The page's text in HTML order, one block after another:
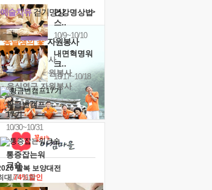
건강명상법
스..
10/9~10/10
내면혁명워
크..
10/17~10/18
황금변캠프
17기
10/30~10/31
통증잡는워
크숍
11/7~11/8
예술치유걷기명상 >
'옹달샘의 꽃'자원봉사
· 청년 자원봉사
· 금빛청년 자원봉사
· 음식연구 자원봉사
말복 보양대전
대74%할인